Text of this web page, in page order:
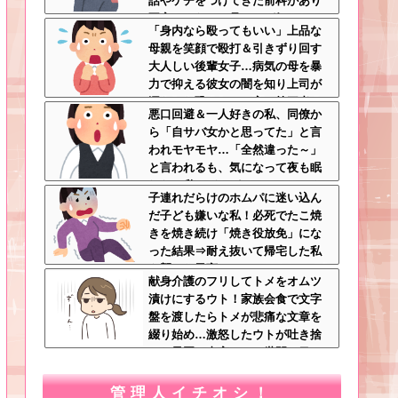
不安しかない←見るのが好きとか
完全に野次馬の思考
「身内なら殴ってもいい」上品な
母親を笑顔で殴打＆引きずり回す
大人しい後輩女子…病気の母を暴
力で抑える彼女の闇を知り上司が
漏らした恐ろしい一言←第三者の
介入が必要だろ
悪口回避＆一人好きの私、同僚か
ら「自サバ女かと思ってた」と言
われモヤモヤ…「全然違った～」
と言われるも、気になって夜も眠
れない私はどこがサバサバ？←ネ
チネチ気にしてる時点で自サバじ
ゃない
子連れだらけのホムパに迷い込ん
だ子ども嫌いな私！必死でたこ焼
きを焼き続け「焼き役放免」にな
った結果⇒耐え抜いて帰宅した私
を襲った異変ｗｗｗ←ストレスで3
7.5度の熱が出るのは凄まじい
献身介護のフリしてトメをオムツ
漬けにするウト！家族会食で文字
盤を渡したらトメが悲痛な文章を
綴り始め…激怒したウトが吐き捨
てた最悪の真実とは←世間の目し
管理人イチオシ！